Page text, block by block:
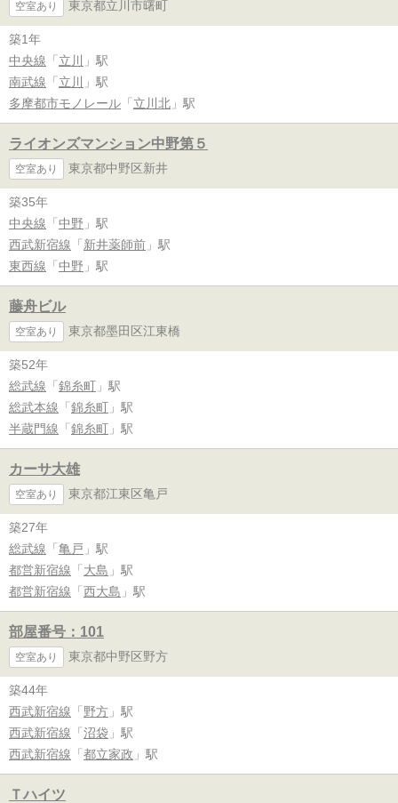
空室あり 東京都立川市曙町
築1年
中央線 「 立川
」駅
南武線 「 立川
」駅
多摩都市モノレール 「 立川北 」駅
ライオンズマンション中野第５
空室あり 東京都中野区新井
築35年
中央線 「 中野 」駅
西武新宿線 「 新井薬師前 」駅
東西線 「 中野 」駅
藤舟ビル
空室あり 東京都墨田区江東橋
築52年
総武線 「 錦糸町 」駅
総武本線 「 錦糸町 」駅
半蔵門線 「 錦糸町 」駅
カーサ大雄
空室あり 東京都江東区亀戸
築27年
総武線 「 亀戸 」駅
都営新宿線 「 大島 」駅
都営新宿線 「 西大島 」駅
部屋番号：101
空室あり 東京都中野区野方
築44年
西武新宿線 「 野方 」駅
西武新宿線 「 沼袋 」駅
西武新宿線 「 都立家政 」駅
Ｔハイツ